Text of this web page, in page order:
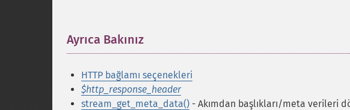
Ayrıca Bakınız
HTTP bağlamı seçenekleri
$http_response_header
stream_get_meta_data() - Akımdan başlıkları/meta verileri